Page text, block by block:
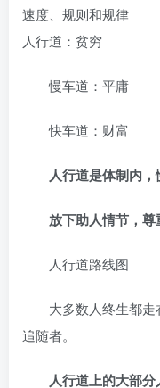
速度、规则和规律
人行道：贫穷
慢车道：平庸
快车道：财富
人行道是体制内
放下助人情节，
人行道路线图
大多数人终生都
追随者。
人行道上的大部